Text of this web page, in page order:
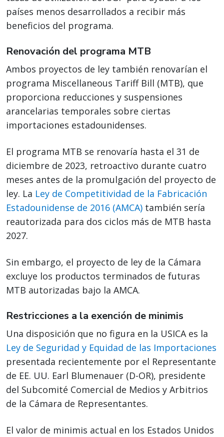
países menos desarrollados a recibir más
beneficios del programa.
Renovación del programa MTB
Ambos proyectos de ley también renovarían el
programa Miscellaneous Tariff Bill (MTB), que
proporciona reducciones y suspensiones
arancelarias temporales sobre ciertas
importaciones estadounidenses.
El programa MTB se renovaría hasta el 31 de
diciembre de 2023, retroactivo durante cuatro
meses antes de la promulgación del proyecto de
ley. La Ley de Competitividad de la Fabricación
Estadounidense de 2016 (AMCA) también sería
reautorizada para dos ciclos más de MTB hasta
2027.
Sin embargo, el proyecto de ley de la Cámara
excluye los productos terminados de futuras
MTB autorizadas bajo la AMCA.
Restricciones a la exención de minimis
Una disposición que no figura en la USICA es la
Ley de Seguridad y Equidad de las Importaciones
presentada recientemente por el Representante
de EE. UU. Earl Blumenauer (D-OR), presidente
del Subcomité Comercial de Medios y Arbitrios
de la Cámara de Representantes.
El valor de minimis actual en los Estados Unidos